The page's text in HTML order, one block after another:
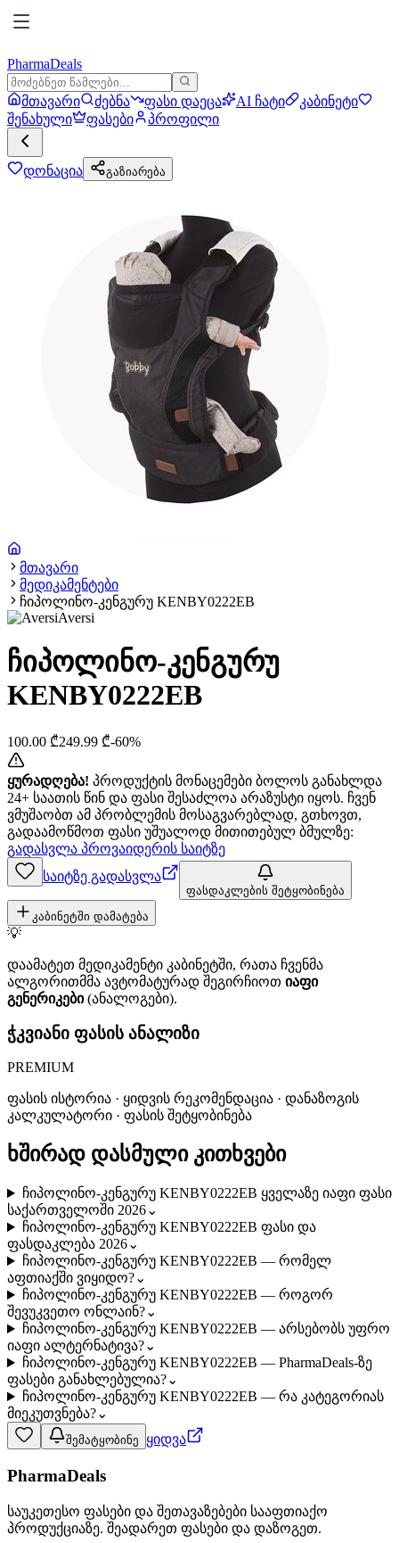
PharmaDeals
მთავარი ძებნა ფასი დაეცა AI ჩატი
კაბინეტი
შენახული
ფასები პროფილი
დონაცია გაზიარება
მთავარი
მედიკამენტები
ჩიპოლინო-კენგურუ KENBY0222EB
Aversi
ჩიპოლინო-კენგურუ
KENBY0222EB
100.00 ₾249.99 ₾-60%
ყურადღება! პროდუქტის მონაცემები ბოლოს განახლდა
24+ საათის წინ და ფასი შესაძლოა არაზუსტი იყოს. ჩვენ
ვმუშაობთ ამ პრობლემის მოსაგვარებლად, გთხოვთ,
გადაამოწმოთ ფასი უშუალოდ მითითებულ ბმულზე:
გადასვლა პროვაიდერის საიტზე
საიტზე გადასვლა
ფასდაკლების შეტყობინება
კაბინეტში დამატება
💡
დაამატეთ მედიკამენტი კაბინეტში, რათა ჩვენმა
ალგორითმმა ავტომატურად შეგირჩიოთ იაფი
გენერიკები(ანალოგები).
ჭკვიანი ფასის ანალიზი
PREMIUM
ფასის ისტორია · ყიდვის რეკომენდაცია · დანაზოგის
კალკულატორი · ფასის შეტყობინება
ხშირად დასმული კითხვები
ჩიპოლინო-კენგურუ KENBY0222EB ყველაზე იაფი ფასი
საქართველოში 2026⌄
ჩიპოლინო-კენგურუ KENBY0222EB ფასი და
ფასდაკლება 2026⌄
ჩიპოლინო-კენგურუ KENBY0222EB — რომელ
აფთიაქში ვიყიდო?⌄
ჩიპოლინო-კენგურუ KENBY0222EB — როგორ
შევუკვეთო ონლაინ?⌄
ჩიპოლინო-კენგურუ KENBY0222EB — არსებობს უფრო
იაფი ალტერნატივა?⌄
ჩიპოლინო-კენგურუ KENBY0222EB — PharmaDeals-ზე
ფასები განახლებულია?⌄
ჩიპოლინო-კენგურუ KENBY0222EB — რა კატეგორიას
მიეკუთვნება?⌄
შემატყობინე ყიდვა
PharmaDeals
საუკეთესო ფასები და შეთავაზებები სააფთიაქო
პროდუქციაზე. შეადარეთ ფასები და დაზოგეთ.